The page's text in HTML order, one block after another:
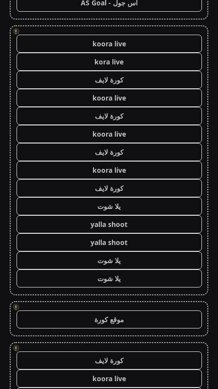
اس جول - AS Goal
!
koora live
kora live
كورة لايف
koora live
كورة لايف
koora live
كورة لايف
koora live
كورة لايف
يلا شوت
yalla shoot
yalla shoot
يلا شوت
يلا شوت
!
موقع كورة
!
كورة لايف
koora live